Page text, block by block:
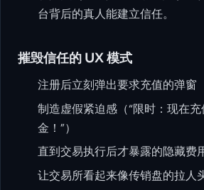
台背后的真人能建立信任。
摧毁信任的 UX 模式
注册后立刻弹出要求充值的弹窗
制造虚假紧迫感（“限时：现在
金！”）
直到交易执行后才暴露的隐藏费
让交易所看起来像传销盘的拉人